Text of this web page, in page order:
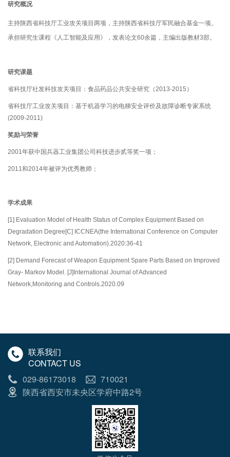
研究概况
主持陕西省科技厅工业攻关项目两项，主持陕西省科技厅军民融合基金一项。
承担研究生课程《人工智能及应用》，发表论文60余篇，主编出版教材3部。
研究课题
省科技厅社发科技攻关项目：食品药品公共安全研究（2013-2015 ）
省科技厅工业攻关项目：基于机器学习的电梯安全评价及故障诊断专家系统
(2009-2011)
奖励与荣誉
2001年获中国兵器工业集团公司科技进步贰等奖一项；
2011和2014年被评为优秀教师；
学术成果
[1] Evaluation Model of Health Status of Complex Equipment Based on
Degradation Degree[C] ICCNEA(the International Conference on Computer
Network, Electronic and Automation).2020:36-41
[2] Demand Forecast of Weapon Equipment Spare Parts Based on Improved
Gray- Markov Model. [J]International Journal of Advanced
Network,Monitoring and Controls.2020.09
联系我们
CONTACT US
029-86173018
710021
陕西省西安市未央区学府中路2号